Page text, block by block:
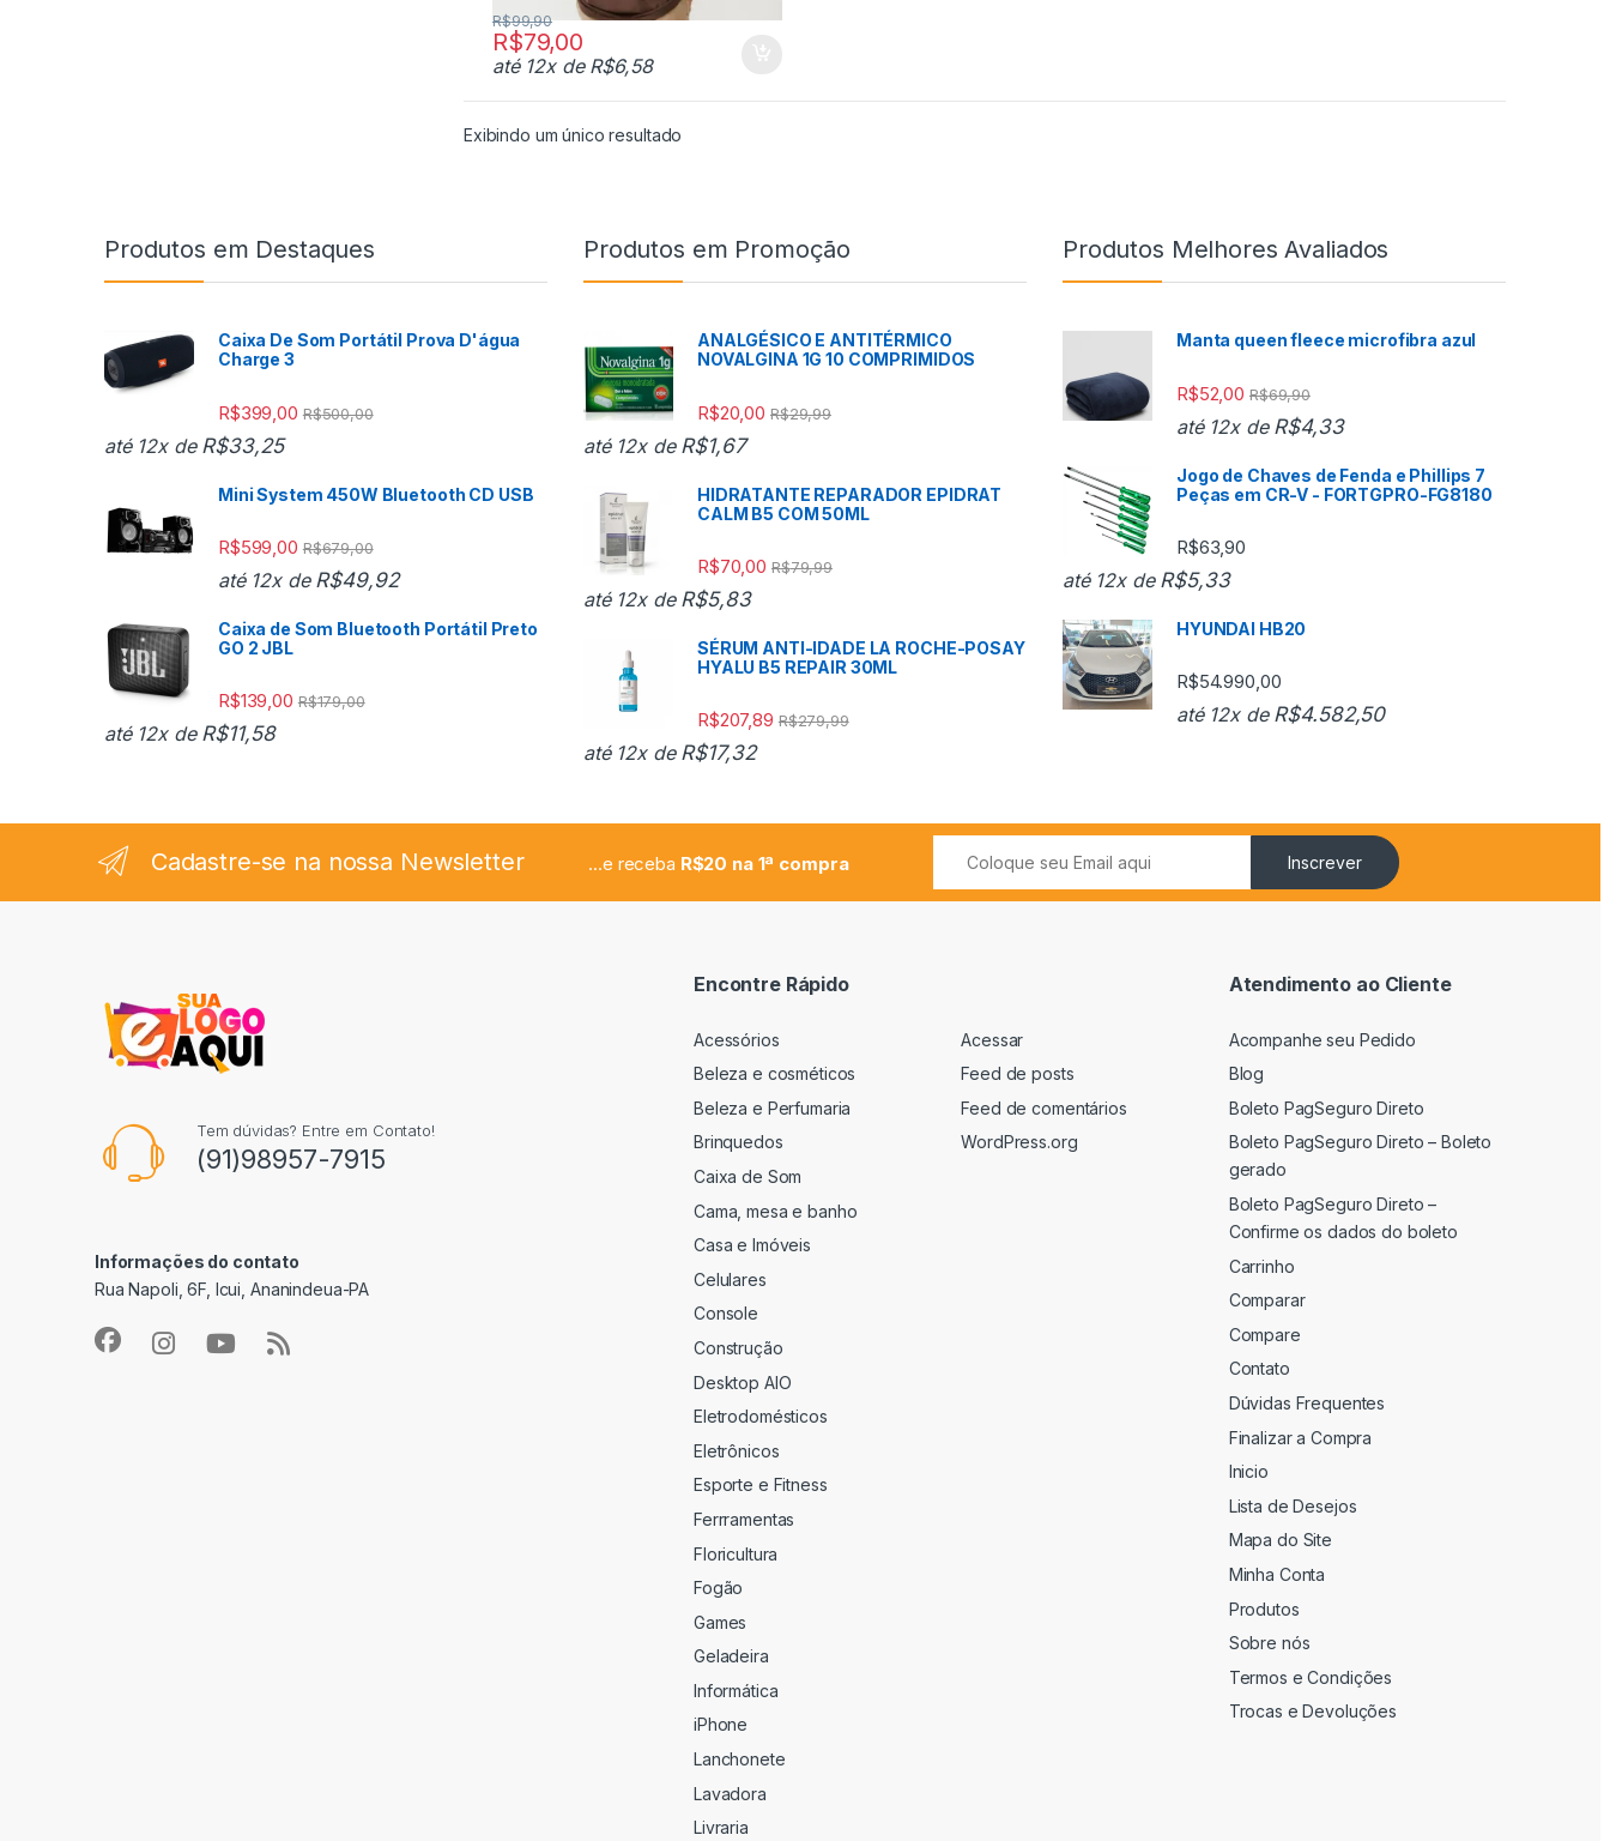
R$79,00
R$99,90
até 12x de R$6,58
Exibindo um único resultado
Produtos em Destaques
Caixa De Som Portátil Prova D'água
Charge 3
R$399,00 R$500,00
até 12x de R$33,25
Mini System 450W Bluetooth CD USB
R$599,00 R$679,00
até 12x de R$49,92
Caixa de Som Bluetooth Portátil Preto
GO 2 JBL
R$139,00 R$179,00
até 12x de R$11,58
Produtos em Promoção
ANALGÉSICO E ANTITÉRMICO
NOVALGINA 1G 10 COMPRIMIDOS
R$20,00 R$29,99
até 12x de R$1,67
HIDRATANTE REPARADOR EPIDRAT
CALM B5 COM 50ML
R$70,00 R$79,99
até 12x de R$5,83
SÉRUM ANTI-IDADE LA ROCHE-POSAY
HYALU B5 REPAIR 30ML
R$207,89 R$279,99
até 12x de R$17,32
Produtos Melhores Avaliados
Manta queen fleece microfibra azul
R$52,00 R$69,90
até 12x de R$4,33
Jogo de Chaves de Fenda e Phillips 7
Peças em CR-V - FORTGPRO-FG8180
R$63,90
até 12x de R$5,33
HYUNDAI HB20
R$54.990,00
até 12x de R$4.582,50
Cadastre-se na nossa Newsletter ...e receba R$20 na 1ª compra Inscrever
Tem dúvidas? Entre em Contato!
(91)98957-7915
Informações do contato
Rua Napoli, 6F, Icui, Ananindeua-PA
Encontre Rápido
Acessórios
Beleza e cosméticos
Beleza e Perfumaria
Brinquedos
Caixa de Som
Cama, mesa e banho
Casa e Imóveis
Celulares
Console
Construção
Desktop AIO
Eletrodomésticos
Eletrônicos
Esporte e Fitness
Ferrramentas
Floricultura
Fogão
Games
Geladeira
Informática
iPhone
Lanchonete
Lavadora
Livraria
Acessar
Feed de posts
Feed de comentários
WordPress.org
Atendimento ao Cliente
Acompanhe seu Pedido
Blog
Boleto PagSeguro Direto
Boleto PagSeguro Direto – Boleto
gerado
Boleto PagSeguro Direto –
Confirme os dados do boleto
Carrinho
Comparar
Compare
Contato
Dúvidas Frequentes
Finalizar a Compra
Inicio
Lista de Desejos
Mapa do Site
Minha Conta
Produtos
Sobre nós
Termos e Condições
Trocas e Devoluções